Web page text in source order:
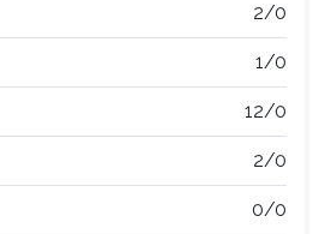
2/0
1/0
12/0
2/0
0/0